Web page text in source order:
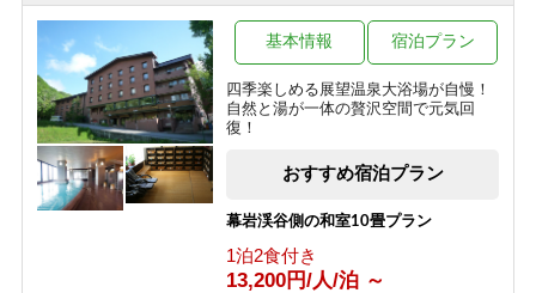
四季楽しめる展望温泉大浴場が自慢！
自然と湯が一体の贅沢空間で元気回
復！
基本情報 宿泊プラン
おすすめ宿泊プラン
幕岩渓谷側の和室10畳プラン
1泊2食付き
13,200円/人/泊 ～